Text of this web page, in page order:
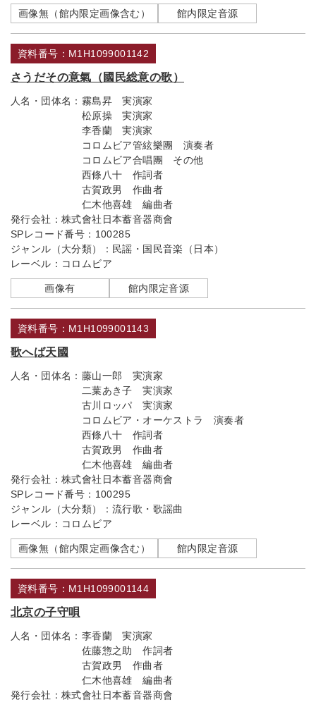
画像無（館内限定画像含む） 館内限定音源
資料番号：M1H1099001142
さうだその意氣（國民総意の歌）
人名・団体名： 霧島昇 実演家
松原操 実演家
李香蘭 実演家
コロムビア管絃樂團 演奏者
コロムビア合唱團 その他
西條八十 作詞者
古賀政男 作曲者
仁木他喜雄 編曲者
発行会社： 株式會社日本蓄音器商會
SPレコード番号： 100285
ジャンル（大分類）： 民謡・国民音楽（日本）
レーベル： コロムビア
画像有 館内限定音源
資料番号：M1H1099001143
歌へば天國
人名・団体名： 藤山一郎 実演家
二葉あき子 実演家
古川ロッパ 実演家
コロムビア・オーケストラ 演奏者
西條八十 作詞者
古賀政男 作曲者
仁木他喜雄 編曲者
発行会社： 株式會社日本蓄音器商會
SPレコード番号： 100295
ジャンル（大分類）： 流行歌・歌謡曲
レーベル： コロムビア
画像無（館内限定画像含む） 館内限定音源
資料番号：M1H1099001144
北京の子守唄
人名・団体名： 李香蘭 実演家
佐藤惣之助 作詞者
古賀政男 作曲者
仁木他喜雄 編曲者
発行会社： 株式會社日本蓄音器商會